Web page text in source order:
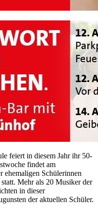
feiert in diesem Jahr ihr 50-
findet am
ehemaligen Schülerinnen
Mehr als 20 Musiker der
in dieser
der aktuellen Schüler.